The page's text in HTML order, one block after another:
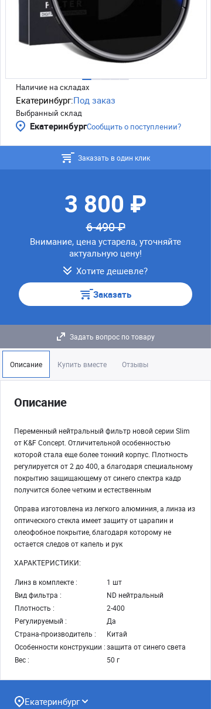
Наличие на складах
Екатеринбург:Под заказ
Выбранный склад
ЕкатеринбургСообщить о поступлении?
Заказать в один клик
3 800 ₽
6 490 ₽
Внимание, цена устарела, уточняйте
актуальную цену!
Хотите дешевле?
Заказать
Задать вопрос по товару
Описание Купить вместе Отзывы
Описание
Переменный нейтральный фильтр новой серии Slim
от K&F Concept. Отличительной особенностью
которой стала еще более тонкий корпус. Плотность
регулируется от 2 до 400, а благодаря специальному
покрытию защищающему от синего спектра кадр
получится более четким и естественным
Оправа изготовлена из легкого алюминия, а линза из
оптического стекла имеет защиту от царапин и
олеофобное покрытие, благодаря которому не
остается следов от капель и рук
ХАРАКТЕРИСТИКИ:
Линз в комплекте :
1 шт
Вид фильтра :
ND нейтральный
Плотность :
2-400
Регулируемый :
Да
Страна-производитель :
Китай
Особенности конструкции :защита от синего света
Вес :
50 г
Екатеринбург